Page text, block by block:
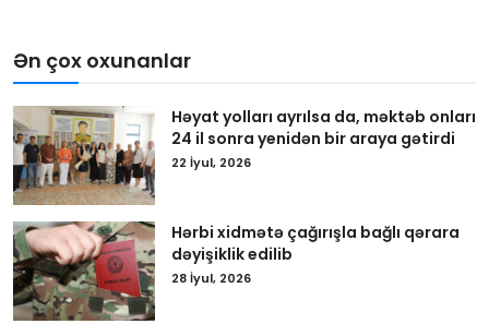
Ən çox oxunanlar
Həyat yolları ayrılsa da, məktəb onları
24 il sonra yenidən bir araya gətirdi
22 İyul, 2026
Hərbi xidmətə çağırışla bağlı qərara
dəyişiklik edilib
28 İyul, 2026